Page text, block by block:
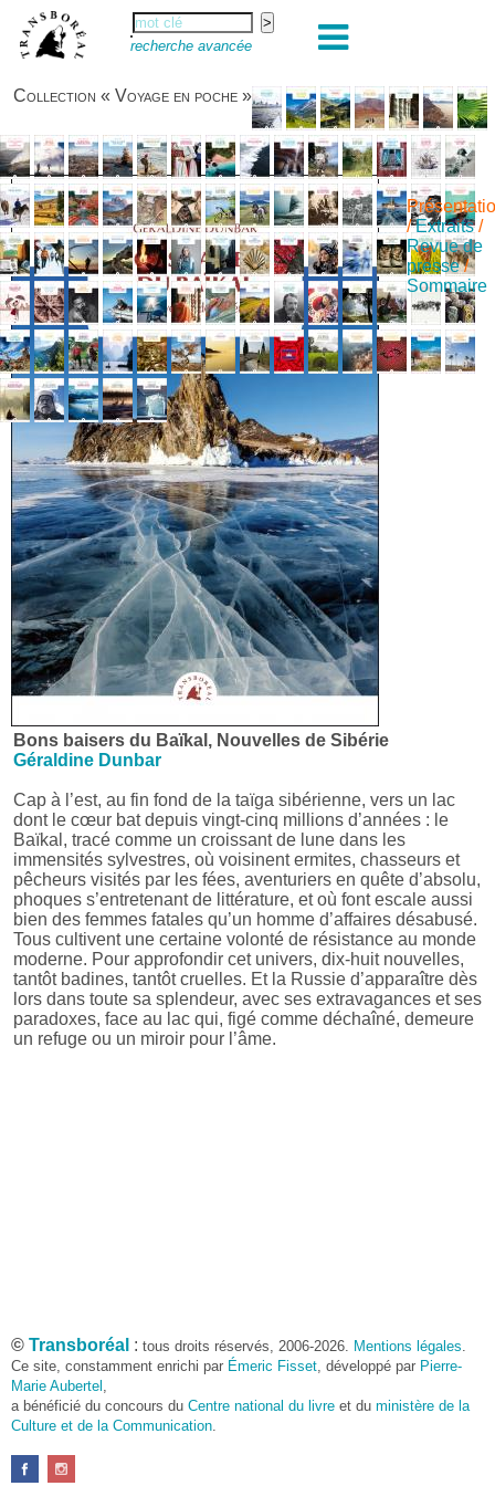
recherche avancée
Collection « Voyage en poche »
/Extraits/
Revue de
presse/
Sommaire
Bons baisers du Baïkal, Nouvelles de Sibérie
Géraldine Dunbar
Cap à l’est, au fin fond de la taïga sibérienne, vers un lac
dont le cœur bat depuis vingt-cinq millions d’années : le
Baïkal, tracé comme un croissant de lune dans les
immensités sylvestres, où voisinent ermites, chasseurs et
pêcheurs visités par les fées, aventuriers en quête d’absolu,
phoques s’entretenant de littérature, et où font escale aussi
bien des femmes fatales qu’un homme d’affaires désabusé.
Tous cultivent une certaine volonté de résistance au monde
moderne. Pour approfondir cet univers, dix-huit nouvelles,
tantôt badines, tantôt cruelles. Et la Russie d’apparaître dès
lors dans toute sa splendeur, avec ses extravagances et ses
paradoxes, face au lac qui, figé comme déchaîné, demeure
un refuge ou un miroir pour l’âme.
© Transboréal : tous droits réservés, 2006-2026. Mentions légales.
Ce site, constamment enrichi par Émeric Fisset, développé par Pierre-
Marie Aubertel ,
a bénéficié du concours du Centre national du livre et du ministère de la
Culture et de la Communication.